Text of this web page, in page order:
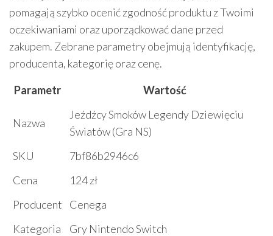
pomagają szybko ocenić zgodność produktu z Twoimi
oczekiwaniami oraz uporządkować dane przed
zakupem. Zebrane parametry obejmują identyfikację,
producenta, kategorię oraz cenę.
Parametr
Wartość
Nazwa
Jeźdźcy Smoków Legendy Dziewięciu
Światów (Gra NS)
SKU
7bf86b2946c6
Cena
124 zł
Producent
Cenega
Kategoria
Gry Nintendo Switch